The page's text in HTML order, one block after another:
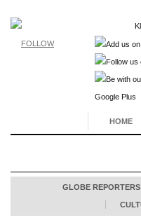
FOLLOW
HOME
GLOBE REPORTERS